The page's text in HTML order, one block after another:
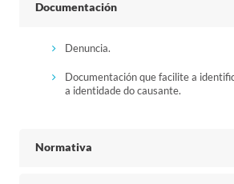
Documentación
Denuncia.
Documentación que facilite a
a identidade do causante.
Normativa